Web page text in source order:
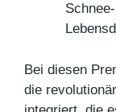
Bei diesen
die